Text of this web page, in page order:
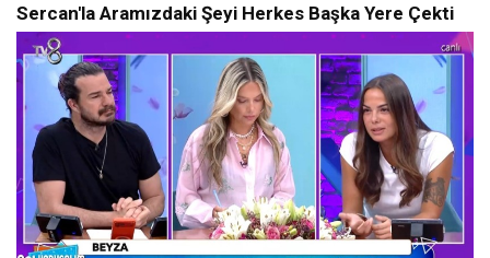
Sercan'la Aramızdaki Şeyi Herkes Başka Yere Çekti